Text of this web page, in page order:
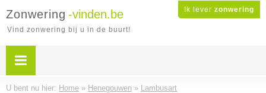
Ik lever zonwering
Zonwering -vinden.be
Vind zonwering bij u in de buurt!
U bent nu hier: Home » Henegouwen » Lambusart